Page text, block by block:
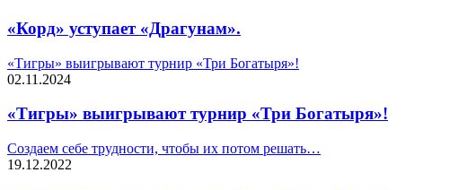
«Корд» уступает «Драгунам».
«Тигры» выигрывают турнир «Три Богатыря»!
02.11.2024
«Тигры» выигрывают турнир «Три Богатыря»!
Создаем себе трудности, чтобы их потом решать…
19.12.2022